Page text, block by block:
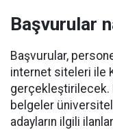
Başvurular
Başvurular,
internet siteleri ile
gerçekleştirilecek.
belgeler
adayların ilgili